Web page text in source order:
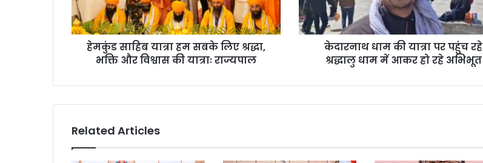
हेमकुंड साहिब यात्रा हम सबके लिए श्रद्धा,
भक्ति और विश्वास की यात्राः राज्यपाल
केदारनाथ धाम की यात्रा पर पहुंच रहे
श्रद्धालु धाम में आकर हो रहे अभिभूत
Related Articles